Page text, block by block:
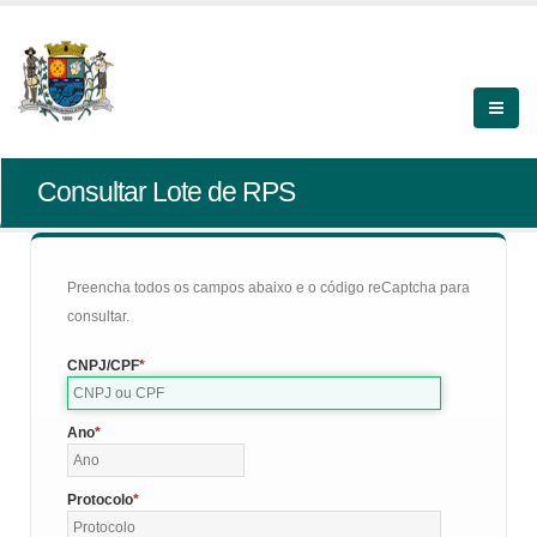
Consultar Lote de RPS
Preencha todos os campos abaixo e o código reCaptcha para
consultar.
CNPJ/CPF
Ano
Protocolo